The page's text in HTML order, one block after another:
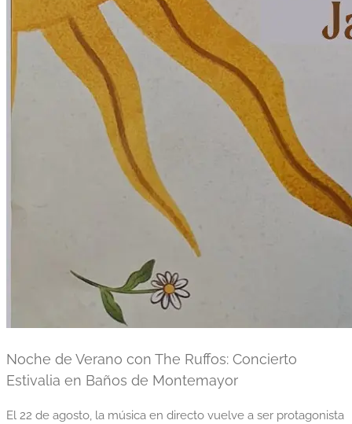
Noche de Verano con The Ruffos: Concierto
Estivalia en Baños de Montemayor
El 22 de agosto, la música en directo vuelve a ser protagonista